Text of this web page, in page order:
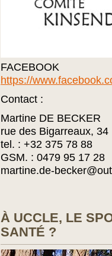
https://
Contact :
Martine DE BECKER
rue des Bigarreaux, 34
tel. : +32 375 78 88
GSM. : 0479 95 17 28
martine.de-
À UCCLE, LE
SANTÉ ?